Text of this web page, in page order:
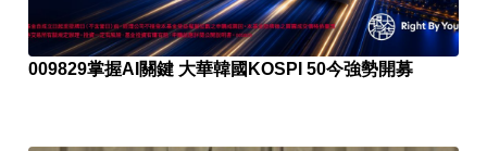
009829掌握AI關鍵 大華韓國KOSPI 50今強勢開募